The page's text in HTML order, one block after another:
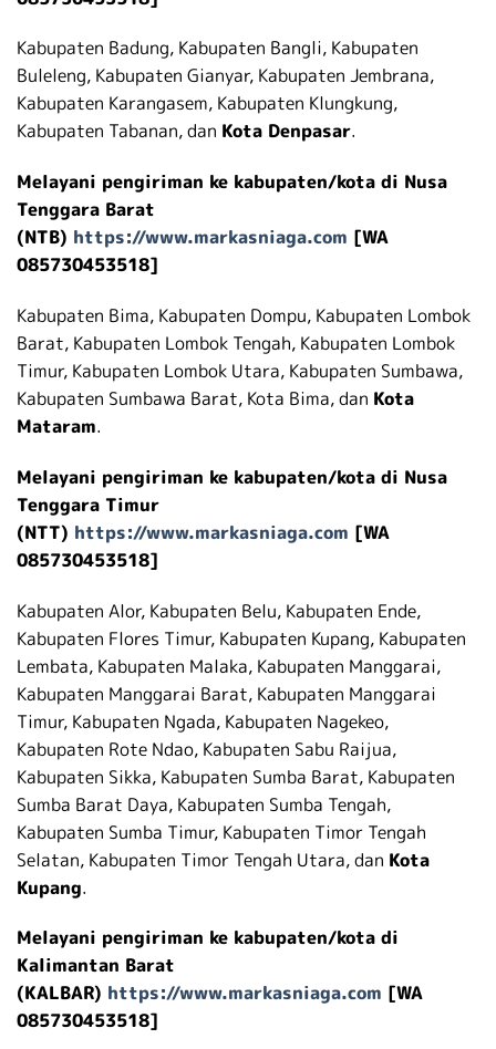
Kabupaten Badung, Kabupaten Bangli, Kabupaten
Buleleng, Kabupaten Gianyar, Kabupaten Jembrana,
Kabupaten Karangasem, Kabupaten Klungkung,
Kabupaten Tabanan, dan Kota Denpasar.
Melayani pengiriman ke kabupaten/kota di Nusa
Tenggara Barat
(NTB) https://www.markasniaga.com [WA
085730453518]
Kabupaten Bima, Kabupaten Dompu, Kabupaten Lombok
Barat, Kabupaten Lombok Tengah, Kabupaten Lombok
Timur, Kabupaten Lombok Utara, Kabupaten Sumbawa,
Kabupaten Sumbawa Barat, Kota Bima, dan Kota
Mataram.
Melayani pengiriman ke kabupaten/kota di Nusa
Tenggara Timur
(NTT) https://www.markasniaga.com [WA
085730453518]
Kabupaten Alor, Kabupaten Belu, Kabupaten Ende,
Kabupaten Flores Timur, Kabupaten Kupang, Kabupaten
Lembata, Kabupaten Malaka, Kabupaten Manggarai,
Kabupaten Manggarai Barat, Kabupaten Manggarai
Timur, Kabupaten Ngada, Kabupaten Nagekeo,
Kabupaten Rote Ndao, Kabupaten Sabu Raijua,
Kabupaten Sikka, Kabupaten Sumba Barat, Kabupaten
Sumba Barat Daya, Kabupaten Sumba Tengah,
Kabupaten Sumba Timur, Kabupaten Timor Tengah
Selatan, Kabupaten Timor Tengah Utara, dan Kota
Kupang.
Melayani pengiriman ke kabupaten/kota di
Kalimantan Barat
(KALBAR) https://www.markasniaga.com [WA
085730453518]